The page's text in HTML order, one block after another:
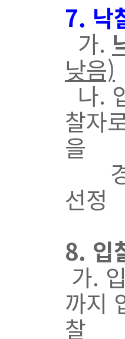
7. 낙
가.
낮음)
나.
찰자
을
경
선정
8. 입
가.
까지
찰